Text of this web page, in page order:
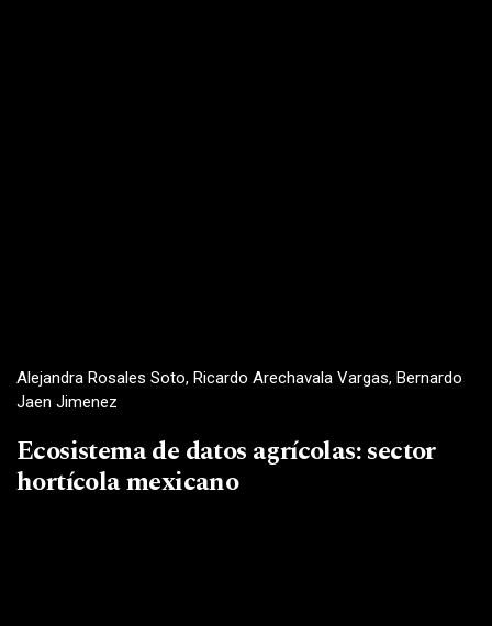
Alejandra Rosales Soto, Ricardo Arechavala Vargas, Bernardo
Jaen Jimenez
Ecosistema de datos agrícolas: sector
hortícola mexicano